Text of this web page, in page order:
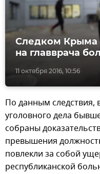
11 октября 2016, 10:56
Следком Крыма
на главврача
По данным следствия,
уголовного дела
собраны
превышения
повлекли за собой
республиканской